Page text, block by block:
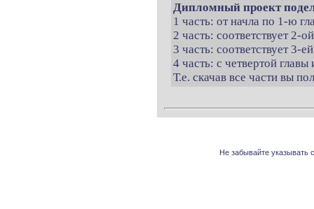
Дипломный проект
1 часть: от начла по 1-ю
2 часть: соответствует 2-
3 часть: соответствует 3-
4 часть: с четвертой
Т.е. скачав все части вы
Не забывайте указывать